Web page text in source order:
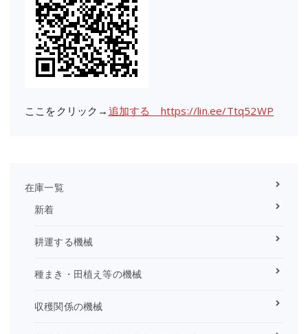
ここをクリック→ 追加する https://lin.ee/Ttq52WP
在庫一覧
新着
耕運する機械
種まき・田植え等の機械
収穫関係の機械